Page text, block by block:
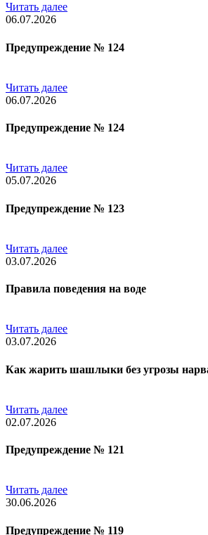
Читать далее
06.07.2026
Предупреждение № 124
Читать далее
06.07.2026
Предупреждение № 124
Читать далее
05.07.2026
Предупреждение № 123
Читать далее
03.07.2026
Правила поведения на воде
Читать далее
03.07.2026
Как жарить шашлыки без угрозы
Читать далее
02.07.2026
Предупреждение № 121
Читать далее
30.06.2026
Предупреждение № 119